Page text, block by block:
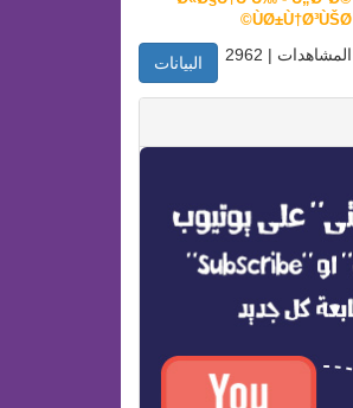
ÙØ±Ù†Ø³ÙŠØ©
البيانات المشاهدات | 2962